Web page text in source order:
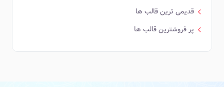
قدیمی ترین قالب ها
پر فروشترین قالب ها